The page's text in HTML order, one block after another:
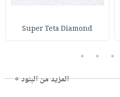
Super Teta Diamond
3
4
5
المزيد من البنود »